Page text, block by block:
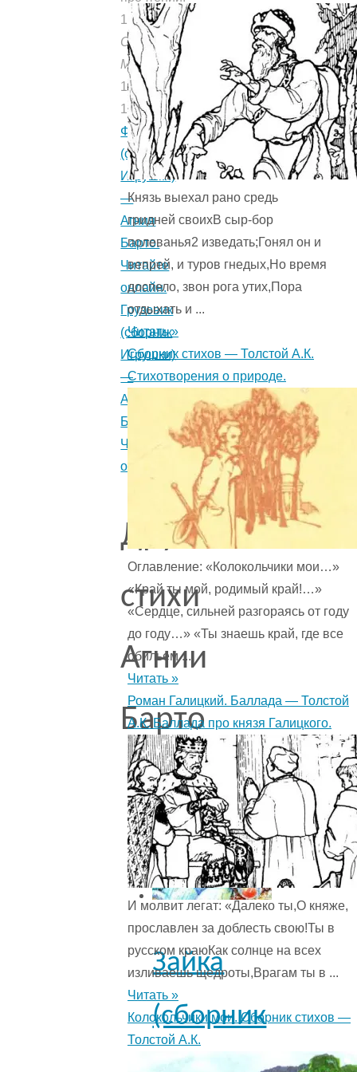
1311
Опубликовано:
Мишуткой
11.03.2019
11.03.2019
Флажок
(сборник
Игрушки)
—
Агния
Барто.
Читайте
онлайн.
Грузовик
(сборник
Игрушки)
—
Агния
Барто.
Читайте
онлайн.
Другие
стихи
Агнии
Барто
Зайка
(сборник
Князь выехал рано средь
гридней своихВ сыр-бор
полеванья2 изведать;Гонял он и
вепрей, и туров гнедых,Но время
доспело, звон рога утих,Пора
отдыхать и ...
Читать »
Сборник стихов — Толстой А.К.
Стихотворения о природе.
Оглавление: «Колокольчики мои…»
«Край ты мой, родимый край!…»
«Сердце, сильней разгораясь от году
до году…» «Ты знаешь край, где все
обильем ...
Читать »
Роман Галицкий. Баллада — Толстой
А.К. Баллада про князя Галицкого.
И молвит легат: «Далеко ты,О княже,
прославлен за доблесть свою!Ты в
русском краюКак солнце на всех
изливаешь щедроты,Врагам ты в ...
Читать »
Колокольчики мои. Сборник стихов —
Толстой А.К.